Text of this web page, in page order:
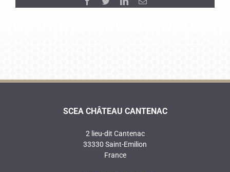
SCEA CHÂTEAU CANTENAC
2 lieu-dit Cantenac
33330 Saint-Emilion
France